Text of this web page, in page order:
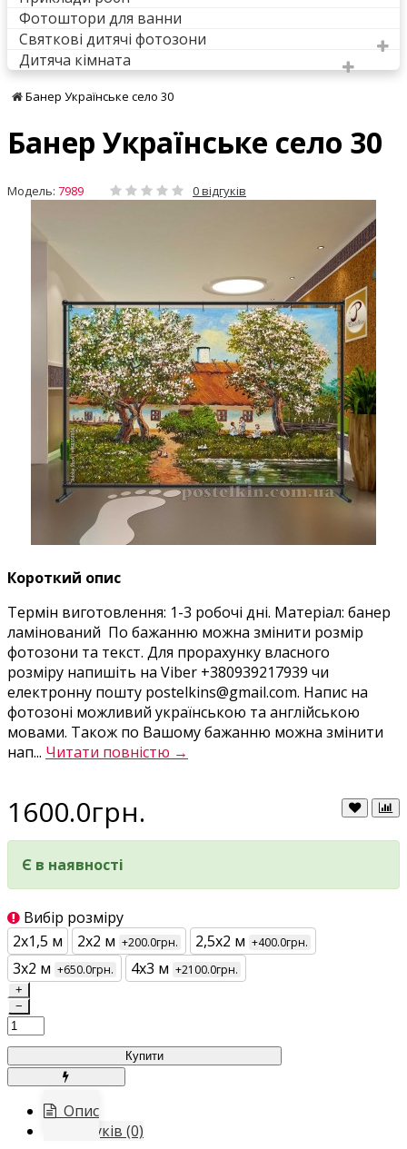
Фотоштори для ванни
Святкові дитячі фотозони
Дитяча кімната
Банер Українське село 30
Банер Українське село 30
Модель: 7989 0 відгуків
Короткий опис
Термін виготовлення: 1-3 робочі дні. Матеріал: банер
ламінований По бажанню можна змінити розмір
фотозони та текст. Для прорахунку власного
розміру напишіть на Viber +380939217939 чи
електронну пошту postelkins@gmail.com. Напис на
фотозоні можливий українською та англійською
мовами. Також по Вашому бажанню можна змінити
нап... Читати повністю →
1600.0грн.
Є в наявності
Вибір розміру
2х1,5 м
2х2 м +200.0грн. 2,5х2 м +400.0грн.
3х2 м +650.0грн. 4х3 м +2100.0грн.
+
−
Купити
Опис
Відгуків (0)